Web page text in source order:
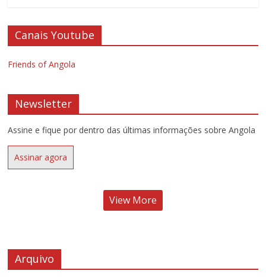
Canais Youtube
Friends of Angola
Newsletter
Assine e fique por dentro das últimas informações sobre Angola
Assinar agora
View More
Arquivo